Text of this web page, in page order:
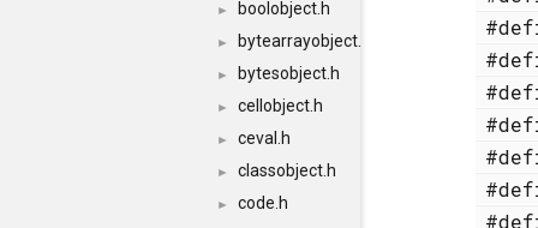
► boolobject.h
► bytearrayobject.h
► bytesobject.h
► cellobject.h
► ceval.h
► classobject.h
► code.h